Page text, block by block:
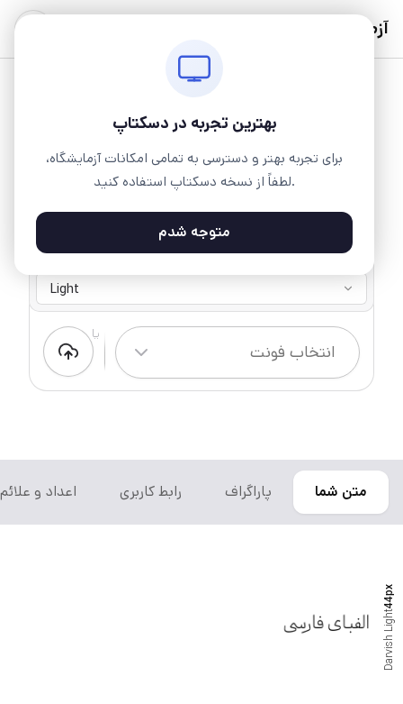
بهترین تجربه در دسکتاپ
برای تجربه بهتر و دسترسی به تمامی امکانات آزمایشگاه،
لطفاً از نسخه دسکتاپ استفاده کنید.
متوجه شدم
آزمایشگاه
8 وزن ۱ سبک
متن شما پاراگراف رابط کاربری اعداد و علائم
Darvish
Light
44
px